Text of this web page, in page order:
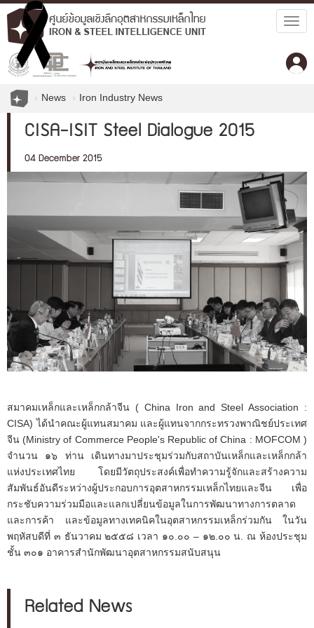
News Iron Industry News
CISA-ISIT Steel Dialogue 2015
04 December 2015
สมาคมเหล็กและเหล็กกล้าจีน ( China Iron and Steel Association :
CISA) ได้นำคณะผู้แทนสมาคม และผู้แทนจากกระทรวงพาณิชย์ประเทศ
จีน (Ministry of Commerce People's Republic of China : MOFCOM )
จำนวน ๑๖ ท่าน เดินทางมาประชุมร่วมกับสถาบันเหล็กและเหล็กกล้า
แห่งประเทศไทย โดยมีวัตถุประสงค์เพื่อทำความรู้จักและสร้างความ
สัมพันธ์อันดีระหว่างผู้ประกอบการอุตสาหกรรมเหล็กไทยและจีน เพื่อ
กระชับความร่วมมือและแลกเปลี่ยนข้อมูลในการพัฒนาทางการตลาด
และการค้า และข้อมูลทางเทคนิคในอุตสาหกรรมเหล็กร่วมกัน ในวัน
พฤหัสบดีที่ ๓ ธันวาคม ๒๕๕๘ เวลา ๑๐.๐๐ – ๑๒.๐๐ น. ณ ห้องประชุม
ชั้น ๓๐๑ อาคารสำนักพัฒนาอุตสาหกรรมสนับสนุน
Related News